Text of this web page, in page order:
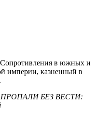
в южных и
империи, казненный в
ПРОПАЛИ БЕЗ ВЕСТИ: